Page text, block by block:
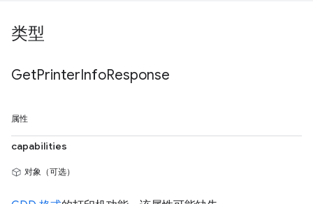
类型
GetPrinterInfoResponse
属性
capabilities
对象（可选）